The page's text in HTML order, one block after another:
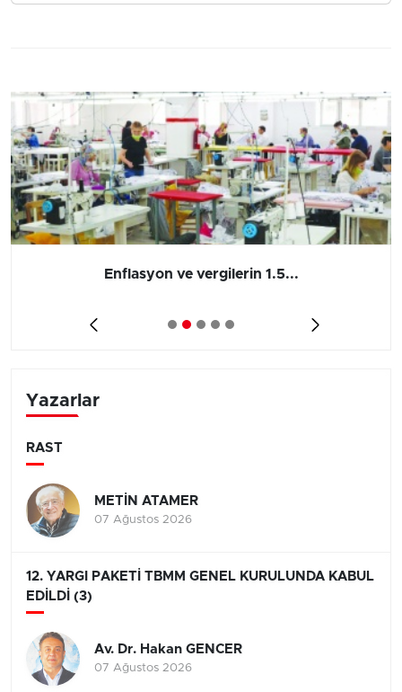
Enflasyon ve vergilerin 1.5...
Yazarlar
RAST
METİN ATAMER
07 Ağustos 2026
12. YARGI PAKETİ TBMM GENEL KURULUNDA KABUL
EDİLDİ (3)
Av. Dr. Hakan GENCER
07 Ağustos 2026